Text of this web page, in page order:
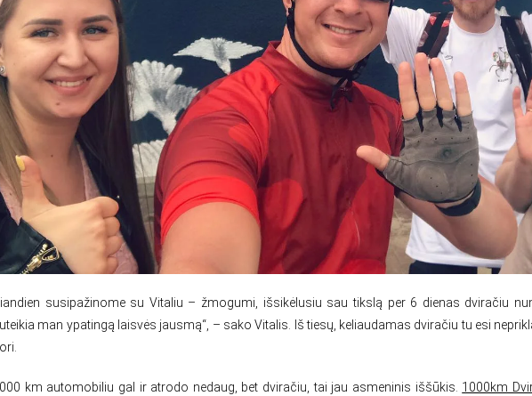
susipažinome su Vitaliu – žmogumi, išsikėlusiu sau tikslą per 6 dienas dviračiu
man ypatingą laisvės jausmą“, – sako Vitalis. Iš tiesų, keliaudamas dviračiu tu esi
km automobiliu gal ir atrodo nedaug, bet dviračiu, tai jau asmeninis iššūkis. 1000km